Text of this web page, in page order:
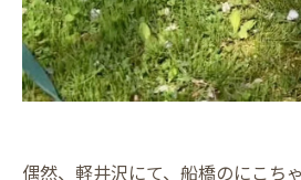
偶然、軽井沢にて、船橋のにこち